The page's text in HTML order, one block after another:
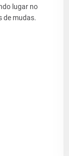
lugar no
de mudas.